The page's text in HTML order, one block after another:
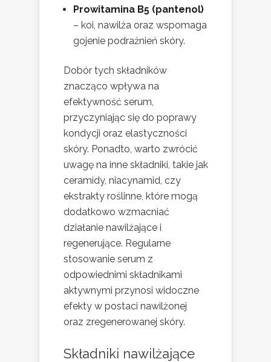
Prowitamina B5 (pantenol)
– koi, nawilża oraz wspomaga
gojenie podrażnień skóry.
Dobór tych składników
znacząco wpływa na
efektywność serum,
przyczyniając się do poprawy
kondycji oraz elastyczności
skóry. Ponadto, warto zwrócić
uwagę na inne składniki, takie jak
ceramidy, niacynamid, czy
ekstrakty roślinne, które mogą
dodatkowo wzmacniać
działanie nawilżające i
regenerujące. Regularne
stosowanie serum z
odpowiednimi składnikami
aktywnymi przynosi widoczne
efekty w postaci nawilżonej
oraz zregenerowanej skóry.
Składniki nawilżające